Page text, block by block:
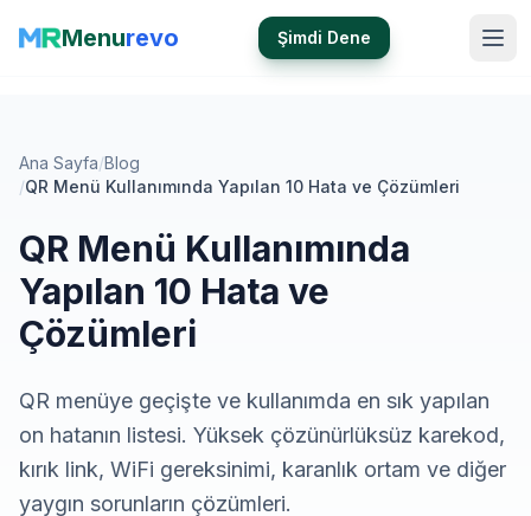
Menurevo Şimdi Dene
Ana Sayfa/Blog
/QR Menü Kullanımında Yapılan 10 Hata ve Çözümleri
QR Menü Kullanımında
Yapılan 10 Hata ve
Çözümleri
QR menüye geçişte ve kullanımda en sık yapılan
on hatanın listesi. Yüksek çözünürlüksüz karekod,
kırık link, WiFi gereksinimi, karanlık ortam ve diğer
yaygın sorunların çözümleri.